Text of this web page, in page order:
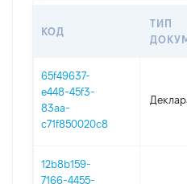
КОД
ТИП
65f49637-
e448-45f3-
83aa-
c71f850020c8
12b8b159-
7166-4455-